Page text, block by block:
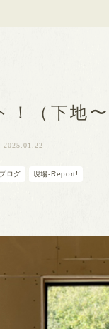
（下地〜
2025.01.22
ログ 現場-Report!